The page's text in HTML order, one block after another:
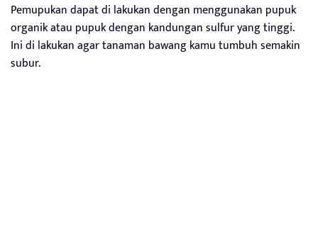
Pemupukan dapat di lakukan dengan menggunakan pupuk
organik atau pupuk dengan kandungan sulfur yang tinggi.
Ini di lakukan agar tanaman bawang kamu tumbuh semakin
subur.